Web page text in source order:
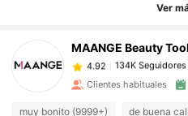
Ver
MAANGE Beauty Tool
134K Seguidores
4.92 134K Seguidores
Clientes habituales
muy bonito (9999+) de buena